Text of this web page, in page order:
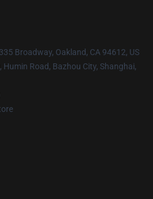
Broadway, Oakland, CA 94612, US
Humin Road, Bazhou City, Shanghai,